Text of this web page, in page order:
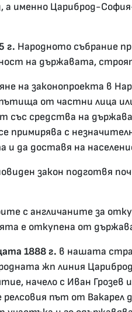
а именно Цариброд-
г. Народното събрание
на държавата,
на законопроекта в
от частни лица
със средства на
примирява с
и да доставя на
закон подготвя
с англичаните за
е откупена от
1888 г. в нашата
жп линия
начело с Иван
релсовия път от